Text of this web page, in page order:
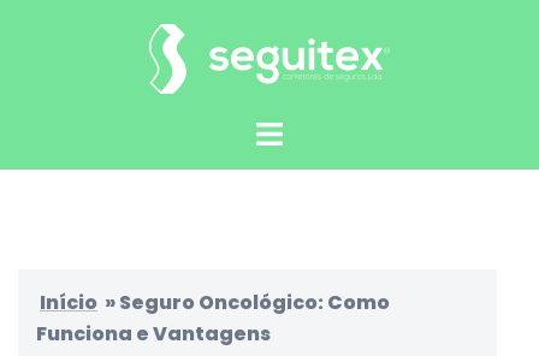
Alternar
Início »Seguro Oncológico: Como
Funciona e Vantagens